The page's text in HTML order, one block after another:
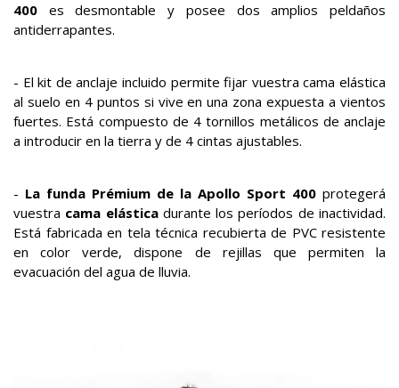
400 es desmontable y posee dos amplios peldaños
antiderrapantes.
- El kit de anclaje incluido permite fijar vuestra cama elástica
al suelo en 4 puntos si vive en una zona expuesta a vientos
fuertes. Está compuesto de 4 tornillos metálicos de anclaje
a introducir en la tierra y de 4 cintas ajustables.
- La funda Prémium de la Apollo Sport 400 protegerá
vuestra cama elásticadurante los períodos de inactividad.
Está fabricada en tela técnica recubierta de PVC resistente
en color verde, dispone de rejillas que permiten la
evacuación del agua de lluvia.